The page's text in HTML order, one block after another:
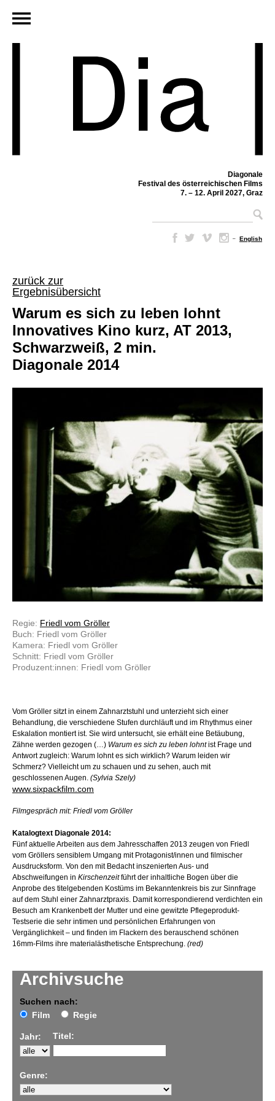
Diagonale
Festival des österreichischen Films
7. – 12. April 2027, Graz
– English
zurück zur
Ergebnisübersicht
Archivsuche
Suchen nach:
Film
Regie
Jahr: Titel:
Genre:
Warum es sich zu leben lohnt
Innovatives Kino kurz, AT 2013,
Schwarzweiß, 2 min.
Diagonale 2014
Regie: Friedl vom Gröller
Buch: Friedl vom Gröller
Kamera: Friedl vom Gröller
Schnitt: Friedl vom Gröller
Produzent:innen: Friedl vom Gröller
Vom Gröller sitzt in einem Zahnarztstuhl und unterzieht sich einer
Behandlung, die verschiedene Stufen durchläuft und im Rhythmus einer
Eskalation montiert ist. Sie wird untersucht, sie erhält eine Betäubung,
Zähne werden gezogen (…) Warum es sich zu leben lohntist Frage und
Antwort zugleich: Warum lohnt es sich wirklich? Warum leiden wir
Schmerz? Vielleicht um zu schauen und zu sehen, auch mit
geschlossenen Augen. (Sylvia Szely)
www.sixpackfilm.com
Filmgespräch mit: Friedl vom Gröller
Katalogtext Diagonale 2014:
Fünf aktuelle Arbeiten aus dem Jahresschaffen 2013 zeugen von Friedl
vom Gröllers sensiblem Umgang mit Protagonist/innen und filmischer
Ausdrucksform. Von den mit Bedacht inszenierten Aus- und
Abschweifungen in Kirschenzeitführt der inhaltliche Bogen über die
Anprobe des titelgebenden Kostüms im Bekanntenkreis bis zur Sinnfrage
auf dem Stuhl einer Zahnarztpraxis. Damit korrespondierend verdichten ein
Besuch am Krankenbett der Mutter und eine gewitzte Pflegeprodukt-
Testserie die sehr intimen und persönlichen Erfahrungen von
Vergänglichkeit – und finden im Flackern des berauschend schönen
16mm-Films ihre materialästhetische Entsprechung. (red)